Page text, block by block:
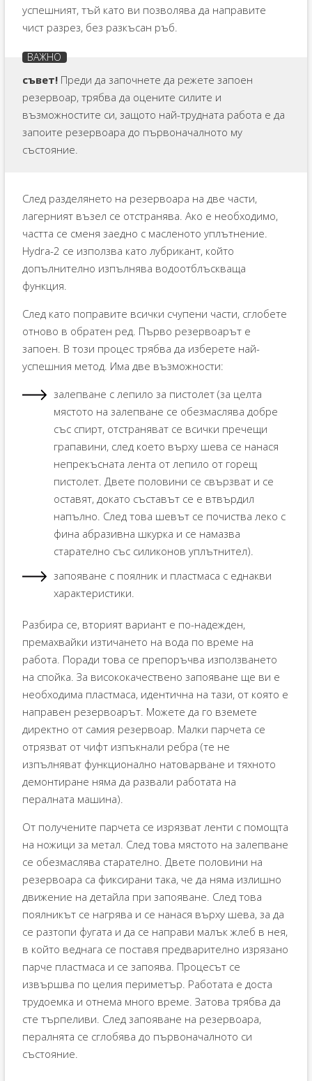
успешният, тъй като ви позволява да направите
чист разрез, без разкъсан ръб.
съвет!Преди да започнете да режете запоен
резервоар, трябва да оцените силите и
възможностите си, защото най-трудната работа е да
запоите резервоара до първоначалното му
състояние.
След разделянето на резервоара на две части,
лагерният възел се отстранява. Ако е необходимо,
частта се сменя заедно с масленото уплътнение.
Hydra-2 се използва като лубрикант, който
допълнително изпълнява водоотблъскваща
функция.
След като поправите всички счупени части, сглобете
отново в обратен ред. Първо резервоарът е
запоен. В този процес трябва да изберете най-
успешния метод. Има две възможности:
залепване с лепило за пистолет (за целта
мястото на залепване се обезмаслява добре
със спирт, отстраняват се всички пречещи
грапавини, след което върху шева се нанася
непрекъсната лента от лепило от горещ
пистолет. Двете половини се свързват и се
оставят, докато съставът се е втвърдил
напълно. След това шевът се почиства леко с
фина абразивна шкурка и се намазва
старателно със силиконов уплътнител).
запояване с поялник и пластмаса с еднакви
характеристики.
Разбира се, вторият вариант е по-надежден,
премахвайки изтичането на вода по време на
работа. Поради това се препоръчва използването
на спойка. За висококачествено запояване ще ви е
необходима пластмаса, идентична на тази, от която е
направен резервоарът. Можете да го вземете
директно от самия резервоар. Малки парчета се
отрязват от чифт изпъкнали ребра (те не
изпълняват функционално натоварване и тяхното
демонтиране няма да развали работата на
пералната машина).
От получените парчета се изрязват ленти с помощта
на ножици за метал. След това мястото на залепване
се обезмаслява старателно. Двете половини на
резервоара са фиксирани така, че да няма излишно
движение на детайла при запояване. След това
поялникът се нагрява и се нанася върху шева, за да
се разтопи фугата и да се направи малък жлеб в нея,
в който веднага се поставя предварително изрязано
парче пластмаса и се запоява. Процесът се
извършва по целия периметър. Работата е доста
трудоемка и отнема много време. Затова трябва да
сте търпеливи. След запояване на резервоара,
пералнята се сглобява до първоначалното си
състояние.